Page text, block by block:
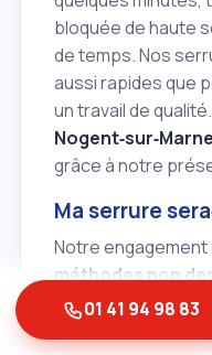
bloquée de haute
de temps. Nos
aussi rapides que
un travail de
Nogent‑sur‑Marne
grâce à notre
Ma serrure
Notre
méthodes non
majorité des cas,
dommage. Si une
01 41 94 98 83